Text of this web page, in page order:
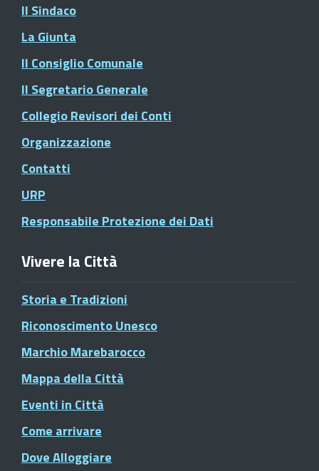
Il Sindaco
La Giunta
Il Consiglio Comunale
Il Segretario Generale
Collegio Revisori dei Conti
Organizzazione
Contatti
URP
Responsabile Protezione dei Dati
Vivere la Città
Storia e Tradizioni
Riconoscimento Unesco
Marchio Marebarocco
Mappa della Città
Eventi in Città
Come arrivare
Dove Alloggiare